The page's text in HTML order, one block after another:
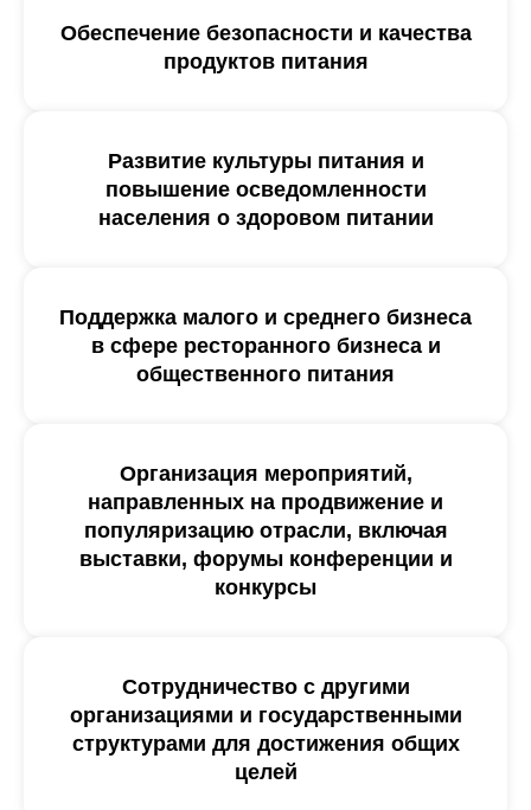
Обеспечение безопасности и качества
продуктов питания
Развитие культуры питания и
повышение осведомленности
населения о здоровом питании
Поддержка малого и среднего бизнеса
в сфере ресторанного бизнеса и
общественного питания
Организация мероприятий,
направленных на продвижение и
популяризацию отрасли, включая
выставки, форумы конференции и
конкурсы
Сотрудничество с другими
организациями и государственными
структурами для достижения общих
целей